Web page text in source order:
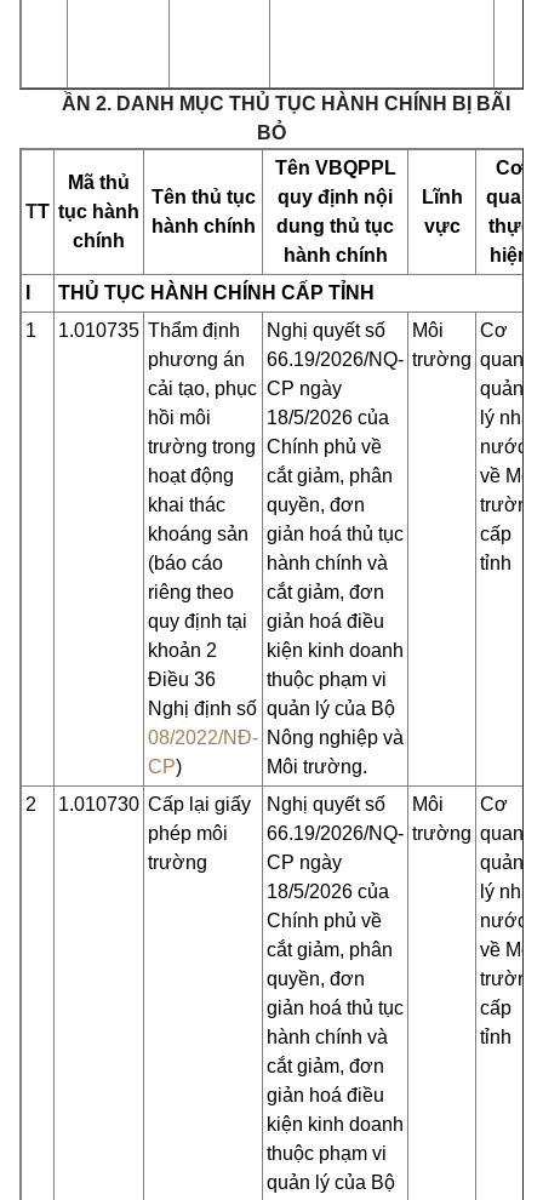
ẦN 2. DANH MỤC THỦ TỤC HÀNH CHÍNH BỊ BÃI
BỎ
TT
Mã thủ
tục hành
chính
Tên thủ tục
hành chính
Tên VBQPPL
quy định nội
dung thủ tục
hành chính
Lĩnh
vực
Cơ
quan
thực
hiện
THỦ TỤC HÀNH CHÍNH CẤP TỈNH
1
1.010735 Thẩm định
phương án
cải tạo, phục
hồi môi
trường trong
hoạt động
khai thác
khoáng sản
(báo cáo
riêng theo
quy định tại
khoản 2
Điều 36
Nghị định số
08/2022/NĐ-
CP)
Nghị quyết số
66.19/2026/NQ-
CP ngày
18/5/2026 của
Chính phủ về
cắt giảm, phân
quyền, đơn
giản hoá thủ tục
hành chính và
cắt giảm, đơn
giản hoá điều
kiện kinh doanh
thuộc phạm vi
quản lý của Bộ
Nông nghiệp và
Môi trường.
Môi
trường
Cơ
quan
quản
lý nhà
nước
về Môi
trường
cấp
tỉnh
2 1.010730 Cấp lại giấy
phép môi
trường
Nghị quyết số
66.19/2026/NQ-
CP ngày
18/5/2026 của
Chính phủ về
cắt giảm, phân
quyền, đơn
giản hoá thủ tục
hành chính và
cắt giảm, đơn
giản hoá điều
kiện kinh doanh
thuộc phạm vi
quản lý của Bộ
Môi
trường
Cơ
quan
quản
lý nhà
nước
về Môi
trường
cấp
tỉnh